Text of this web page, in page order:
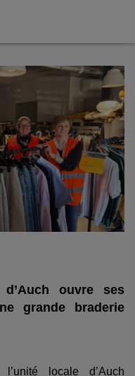
ouvre ses
grande braderie
locale d’Auch